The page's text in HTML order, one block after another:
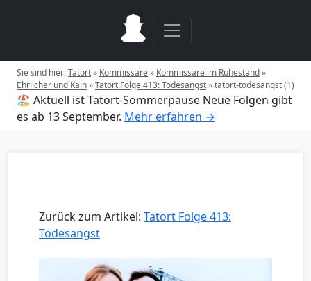
Sie sind hier:Tatort» Kommissare» Kommissare im Ruhestand»
Ehrlicher und Kain»Tatort Folge 413: Todesangst»tatort-todesangst (1)
🏖️ Aktuell ist Tatort-Sommerpause Neue Folgen gibt
es ab 13 September. Mehr erfahren →
Zurück zum Artikel: Tatort Folge 413:
Todesangst